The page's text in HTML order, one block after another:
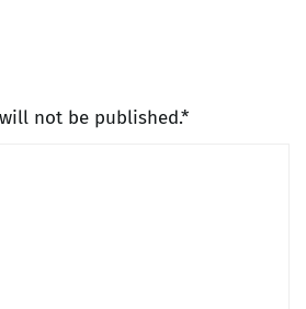
not be published.*